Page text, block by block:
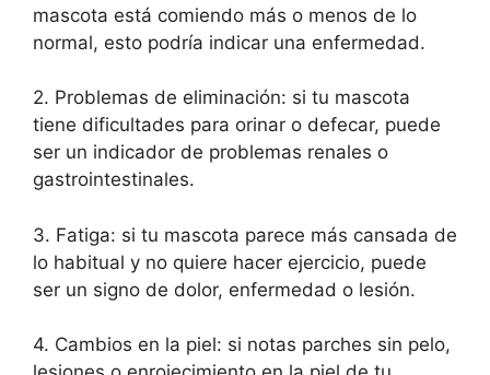
mascota está comiendo más o menos de lo
normal, esto podría indicar una enfermedad.
2. Problemas de eliminación: si tu mascota
tiene dificultades para orinar o defecar, puede
ser un indicador de problemas renales o
gastrointestinales.
3. Fatiga: si tu mascota parece más cansada de
lo habitual y no quiere hacer ejercicio, puede
ser un signo de dolor, enfermedad o lesión.
4. Cambios en la piel: si notas parches sin pelo,